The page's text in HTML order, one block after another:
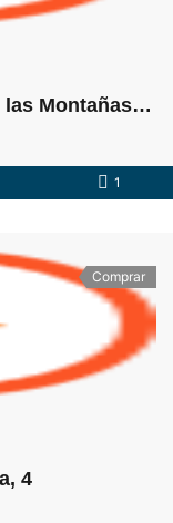
Piso en venta en Calle Virgen de las Montañas, 14
1
Comprar
4